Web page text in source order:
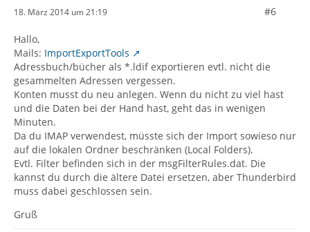
18. März 2014 um 21:19 #6
Hallo,
Mails: ImportExportTools
Adressbuch/bücher als *.ldif exportieren evtl. nicht die
gesammelten Adressen vergessen.
Konten musst du neu anlegen. Wenn du nicht zu viel hast
und die Daten bei der Hand hast, geht das in wenigen
Minuten.
Da du IMAP verwendest, müsste sich der Import sowieso nur
auf die lokalen Ordner beschränken (Local Folders).
Evtl. Filter befinden sich in der msgFilterRules.dat. Die
kannst du durch die ältere Datei ersetzen, aber Thunderbird
muss dabei geschlossen sein.
Gruß